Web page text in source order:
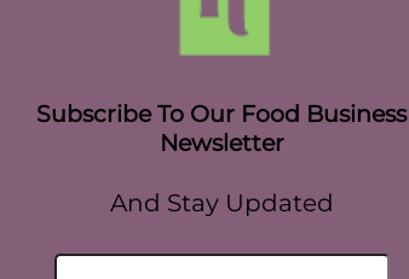
Subscribe To Our Food Business
Newsletter
And Stay Updated